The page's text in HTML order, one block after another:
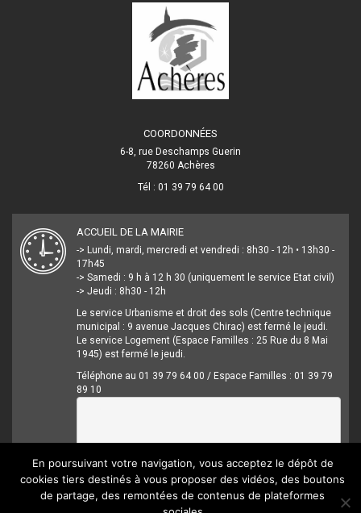
COORDONNÉES
6-8, rue Deschamps Guerin
78260 Achères
Tél : 01 39 79 64 00
ACCUEIL DE LA MAIRIE
-> Lundi, mardi, mercredi et vendredi : 8h30 - 12h • 13h30 -
17h45
-> Samedi : 9 h à 12 h 30 (uniquement le service Etat civil)
-> Jeudi : 8h30 - 12h
Le service Urbanisme et droit des sols (Centre technique
municipal : 9 avenue Jacques Chirac) est fermé le jeudi.
Le service Logement (Espace Familles : 25 Rue du 8 Mai
1945) est fermé le jeudi.
Téléphone au 01 39 79 64 00 / Espace Familles : 01 39 79
89 10
En poursuivant votre navigation, vous acceptez le dépôt de
cookies tiers destinés à vous proposer des vidéos, des boutons
de partage, des remontées de contenus de plateformes